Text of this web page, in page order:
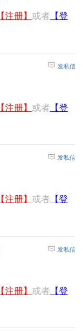
【注册】 或者 【登
发私信
【注册】 或者 【登
发私信
【注册】 或者 【登
发私信
【注册】 或者 【登